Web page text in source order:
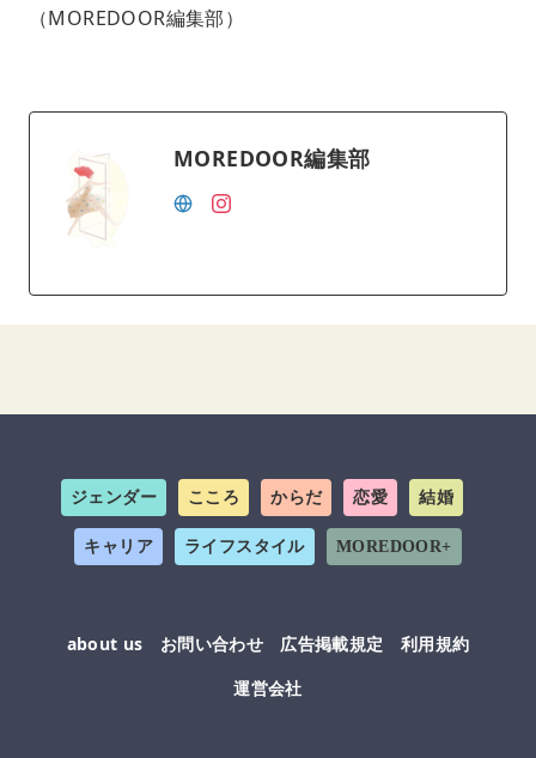
（MOREDOOR編集部）
MOREDOOR編集部
ジェンダー こころ からだ 恋愛 結婚
キャリア ライフスタイル MOREDOOR+
about us お問い合わせ 広告掲載規定
利用規約
運営会社